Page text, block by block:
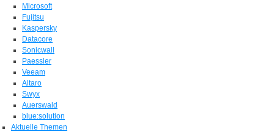
Microsoft
Fujitsu
Kaspersky
Datacore
Sonicwall
Paessler
Veeam
Altaro
Swyx
Auerswald
blue:solution
Aktuelle Themen